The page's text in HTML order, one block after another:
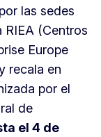
las sedes
(Centros
Europe
recala en
por el
de
el 4 de